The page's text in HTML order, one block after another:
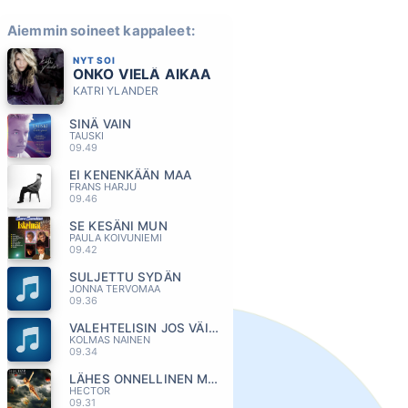
Aiemmin soineet kappaleet:
NYT SOI
ONKO VIELÄ AIKAA
KATRI YLANDER
SINÄ VAIN
TAUSKI
09.49
EI KENENKÄÄN MAA
FRANS HARJU
09.46
SE KESÄNI MUN
PAULA KOIVUNIEMI
09.42
SULJETTU SYDÄN
JONNA TERVOMAA
09.36
VALEHTELISIN JOS VÄITTÄISIN
KOLMAS NAINEN
09.34
LÄHES ONNELLINEN MIES
HECTOR
09.31